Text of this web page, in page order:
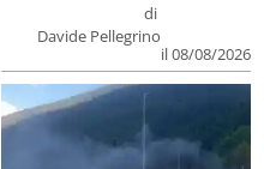
di
Davide Pellegrino
il 08/08/2026